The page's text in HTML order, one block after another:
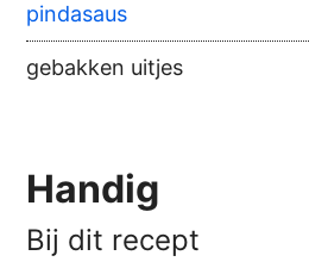
pindasaus
gebakken uitjes
Handig
Bij dit recept